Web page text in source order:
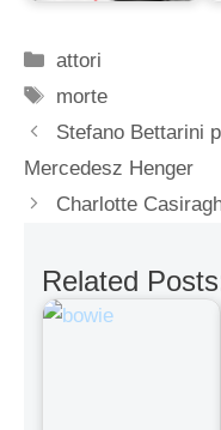
Categorie
attori
Tag
morte
Stefano Bettarini
Mercedesz Henger
Charlotte
Related